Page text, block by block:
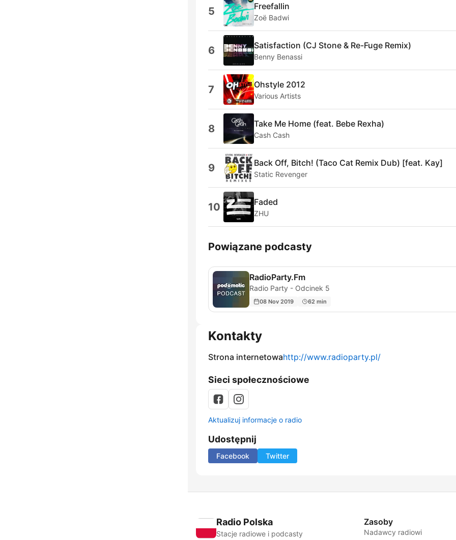
5 Freefallin
Zoë Badwi
6 Satisfaction (CJ Stone & Re-Fuge Remix)
Benny Benassi
7 Ohstyle 2012
Various Artists
8 Take Me Home (feat. Bebe Rexha)
Cash Cash
9 Back Off, Bitch! (Taco Cat Remix Dub) [feat. Kay]
Static Revenger
10 Faded
ZHU
Powiązane podcasty
RadioParty.Fm
Radio Party - Odcinek 5
08 Nov 2019 62 min
Kontakty
Strona internetowahttp://www.radioparty.pl/
Sieci społecznościowe
Aktualizuj informacje o radio
Udostępnij
Facebook Twitter
Radio Polska
Stacje radiowe i podcasty
Zasoby
Nadawcy radiowi